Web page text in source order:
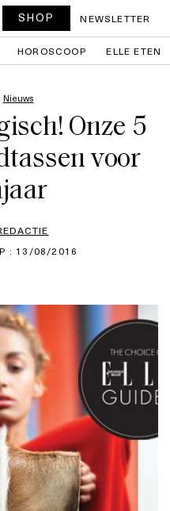
SHOP NEWSLETTER
HOROSCOOP ELLE ETEN
Nieuws
Onze 5
voor
: 13/08/2016